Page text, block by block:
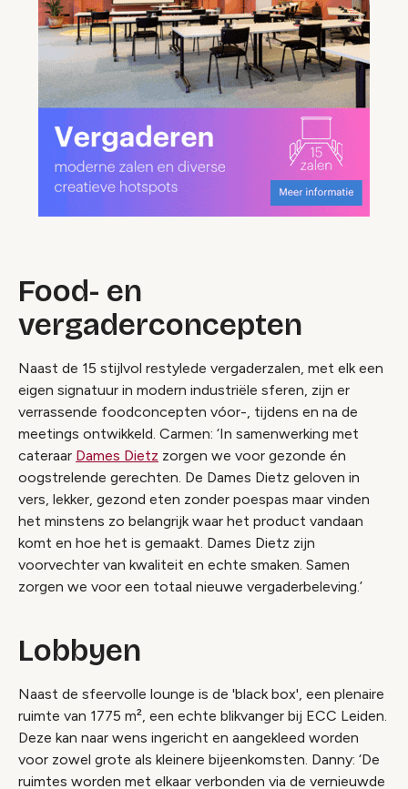
Food- en
vergaderconcepten
Naast de 15 stijlvol restylede vergaderzalen, met elk een
eigen signatuur in modern industriële sferen, zijn er
verrassende foodconcepten vóor-, tijdens en na de
meetings ontwikkeld. Carmen: ‘In samenwerking met
cateraar Dames Dietz zorgen we voor gezonde én
oogstrelende gerechten. De Dames Dietz geloven in
vers, lekker, gezond eten zonder poespas maar vinden
het minstens zo belangrijk waar het product vandaan
komt en hoe het is gemaakt. Dames Dietz zijn
voorvechter van kwaliteit en echte smaken. Samen
zorgen we voor een totaal nieuwe vergaderbeleving.’
Lobbyen
Naast de sfeervolle lounge is de 'black box', een plenaire
ruimte van 1775 m², een echte blikvanger bij ECC Leiden.
Deze kan naar wens ingericht en aangekleed worden
voor zowel grote als kleinere bijeenkomsten. Danny: ‘De
ruimtes worden met elkaar verbonden via de vernieuwde